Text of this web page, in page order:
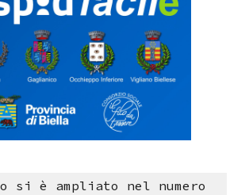
si è ampliato nel numero